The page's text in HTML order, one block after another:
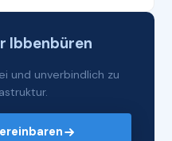
Ibbenbüren
und unverbindlich zu